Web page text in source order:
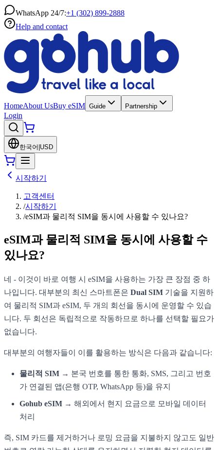
WhatsApp 24/7:+1 (302) 899-2888
Help and contact
HomeAbout UsBuy eSIM Guide Partnership
Login
한국어 USD
시작하기
고객센터
/시작하기
/eSIM과 물리적 SIM을 동시에 사용할 수 있나요?
eSIM과 물리적 SIM을 동시에 사용할 수
있나요?
네 - 이것이 바로 여행 시 eSIM을 사용하는 가장 큰 장점 중 하
나입니다. 대부분의 최신 스마트폰은 Dual SIM 기술을 지원하
여 물리적 SIM과 eSIM, 두 개의 회선을 동시에 운영할 수 있습
니다. 두 회선은 독립적으로 작동하므로 하나를 선택할 필요가
없습니다.
대부분의 여행자들이 이를 활용하는 방식은 다음과 같습니다:
물리적 SIM → 본국 번호를 통한 통화, SMS, 그리고 번호
가 연결된 앱(은행 OTP, WhatsApp 등)을 유지
Gohub eSIM → 해외에서 현지 요금으로 모바일 데이터
처리
즉, SIM 카드를 제거하거나 로밍 요금을 지불하지 않고도 일반